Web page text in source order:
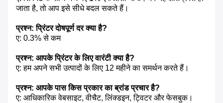
जाता है, तो आप इसे सीधे बदल सकते हैं।
प्रश्न: प्रिंटर दोषपूर्ण दर क्या है?
ए: 0.3% से कम
प्रश्न: आपके प्रिंटर के लिए वारंटी क्या है?
ए: हम अपने सभी उत्पादों के लिए 12 महीने का समर्थन करते हैं।
प्रश्न: आपके पास किस प्रकार का ब्रांड प्रचार है?
ए: आधिकारिक वेबसाइट, वीचैट, लिंक्डइन, ट्विटर और फेसबुक।